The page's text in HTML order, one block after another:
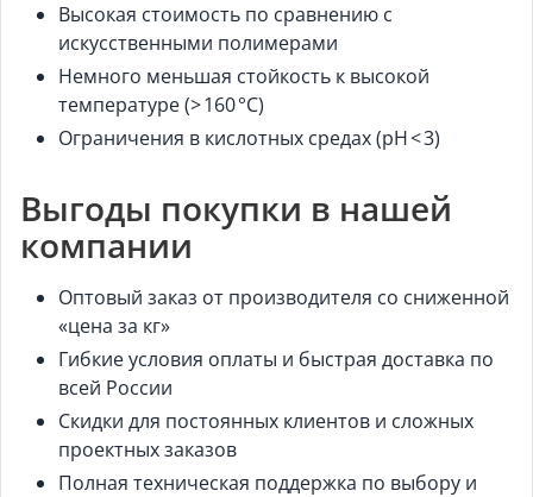
Высокая стоимость по сравнению с
искусственными полимерами
Немного меньшая стойкость к высокой
температуре (> 160 °C)
Ограничения в кислотных средах (pH < 3)
Выгоды покупки в нашей
компании
Оптовый заказ от производителя со сниженной
«цена за кг»
Гибкие условия оплаты и быстрая доставка по
всей России
Скидки для постоянных клиентов и сложных
проектных заказов
Полная техническая поддержка по выбору и